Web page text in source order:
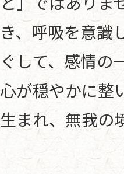
き、呼吸を意識
ぐして、感情の
心が穏やかに整
生まれ、無我の